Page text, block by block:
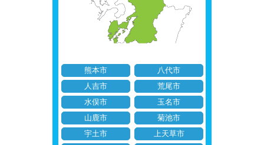
熊本市
八代市
人吉市
荒尾市
水俣市
玉名市
山鹿市
菊池市
宇土市
上天草市